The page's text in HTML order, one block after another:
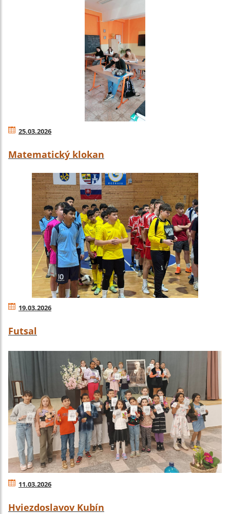
25.03.2026
Matematický klokan
19.03.2026
Futsal
11.03.2026
Hviezdoslavov Kubín